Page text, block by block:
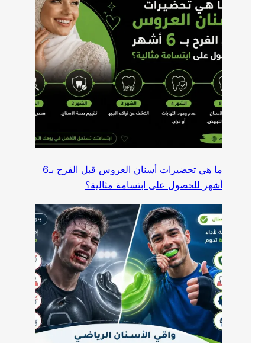
ما هي تحضيرات أسنان العروس قبل الفرح بـ6
أشهر للحصول على ابتسامة مثالية؟